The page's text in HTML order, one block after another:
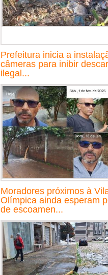
Prefeitura inicia a
câmeras para inibir
ilegal...
Moradores próximos à
Olímpica ainda esperam
de escoamen...